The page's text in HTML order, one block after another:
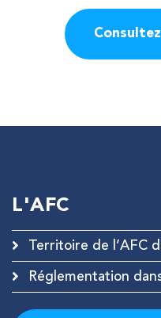
L'AFC
Territoire de l’AFC
Réglementation